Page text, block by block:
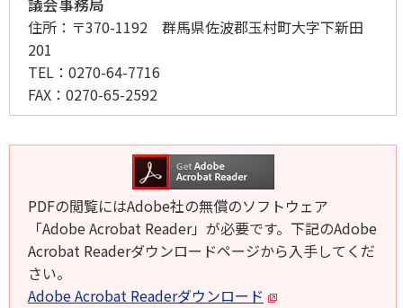
議会事務局
住所： 〒370-1192 群馬県佐波郡玉村町大字下新田
201
TEL： 0270-64-7716
FAX： 0270-65-2592
PDFの閲覧にはAdobe社の無償のソフトウェア
「Adobe Acrobat Reader」が必要です。下記のAdobe
Acrobat Readerダウンロードページから入手してくだ
さい。
Adobe Acrobat Readerダウンロード